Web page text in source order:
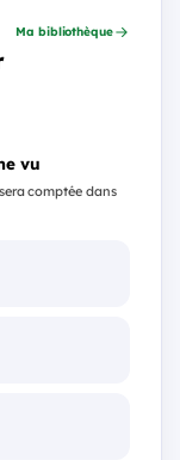
Ma bibliothèque
vu
comptée dans